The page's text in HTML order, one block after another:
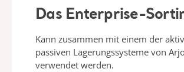
Das Enterprise-
Kann zusammen mit einem der
passiven Lagerungssysteme von
verwendet werden.